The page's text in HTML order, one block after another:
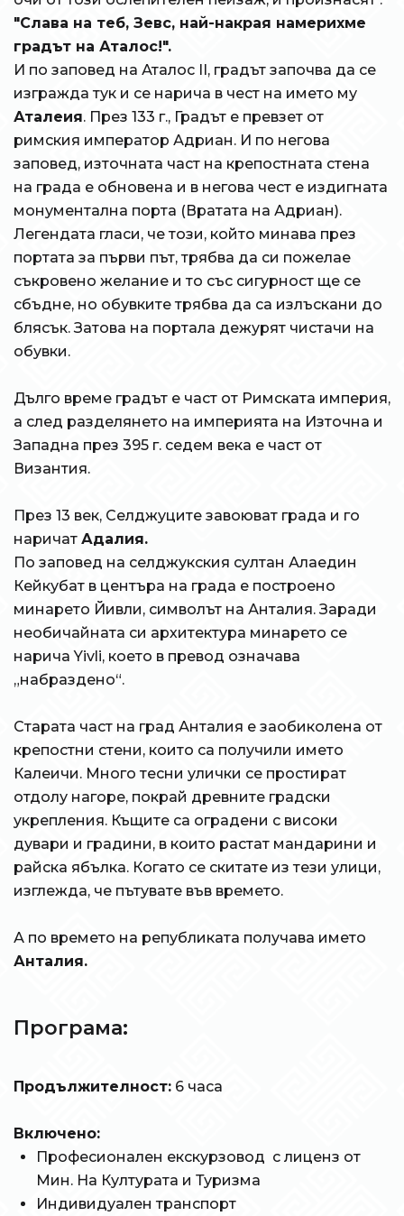
"Слава на теб, Зевс, най-накрая намерихме
градът на Аталос!".
И по заповед на Аталос II, градът започва да се
изгражда тук и се нарича в чест на името му
Аталеия. През 133 г., Градът е превзет от
римския император Адриан. И по негова
заповед, източната част на крепостната стена
на града е обновена и в негова чест е издигната
монументална порта (Вратата на Адриан).
Легендата гласи, че този, който минава през
портата за първи път, трябва да си пожелае
съкровено желание и то със сигурност ще се
сбъдне, но обувките трябва да са излъскани до
блясък. Затова на портала дежурят чистачи на
обувки.
Дълго време градът е част от Римската империя,
а след разделянето на империята на Източна и
Западна през 395 г. седем века е част от
Византия.
През 13 век, Селджуците завоюват града и го
наричат Адалия.
По заповед на селджукския султан Алаедин
Кейкубат в центъра на града е построено
минарето Йивли, символът на Анталия. Заради
необичайната си архитектура минарето се
нарича Yivli, което в превод означава
„набраздено“.
Старата част на град Анталия е заобиколена от
крепостни стени, които са получили името
Калеичи. Много тесни улички се простират
отдолу нагоре, покрай древните градски
укрепления. Къщите са оградени с високи
дувари и градини, в които растат мандарини и
райска ябълка. Когато се скитате из тези улици,
изглежда, че пътувате във времето.
А по времето на републиката получава името
Анталия.
Програма:
Продължителност: 6 часа
Включено:
Професионален екскурзовод с лиценз от
Мин. На Културата и Туризма
Индивидуален транспорт